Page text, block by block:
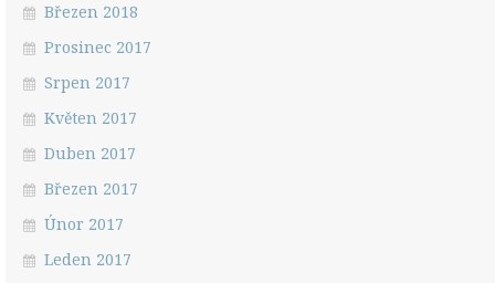
Březen 2018
Prosinec 2017
Srpen 2017
Květen 2017
Duben 2017
Březen 2017
Únor 2017
Leden 2017